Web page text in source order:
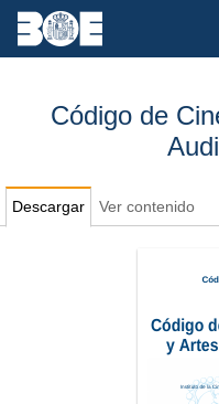
Código de
Descargar Ver contenido